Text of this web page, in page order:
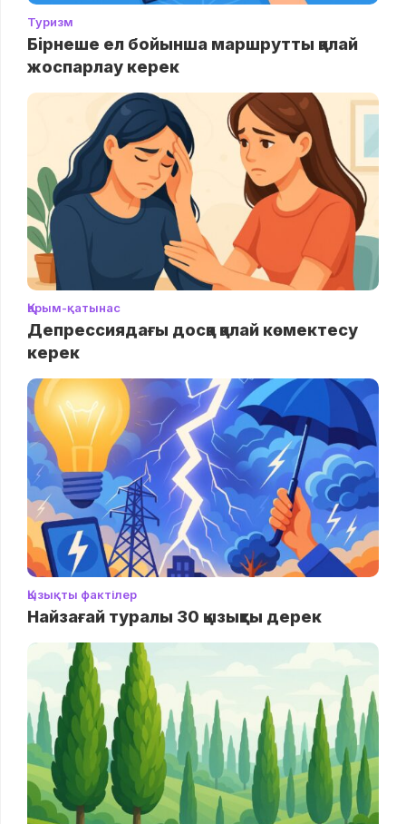
Туризм
Бірнеше ел бойынша маршрутты қалай
жоспарлау керек
Қарым-қатынас
Депрессиядағы досқа қалай көмектесу
керек
Қызықты фактілер
Найзағай туралы 30 қызықты дерек